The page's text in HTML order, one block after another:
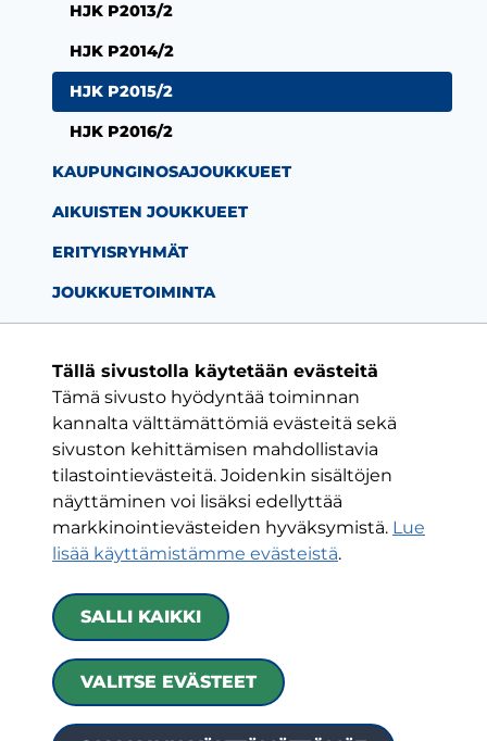
Tällä sivustolla käytetään evästeitä
Tämä sivusto hyödyntää toiminnan
kannalta välttämättömiä evästeitä sekä
sivuston kehittämisen mahdollistavia
tilastointievästeitä. Joidenkin sisältöjen
näyttäminen voi lisäksi edellyttää
markkinointievästeiden hyväksymistä. Lue
lisää käyttämistämme evästeistä.​​​​​​​
SALLI KAIKKI
VALITSE EVÄSTEET
HJK P2013/2
HJK P2014/2
HJK P2015/2
HJK P2016/2
KAUPUNGINOSAJOUKKUEET
AIKUISTEN JOUKKUEET
ERITYISRYHMÄT
JOUKKUETOIMINTA
Facebook-sivu
Twitter-sivu
Instagram-
ON VAIN YKSI KLUBI
HJK RY
00250 Helsinki
Kaikki yhteystiedot|Toimintaehdot
evästeistä|Saavutettavuusseloste